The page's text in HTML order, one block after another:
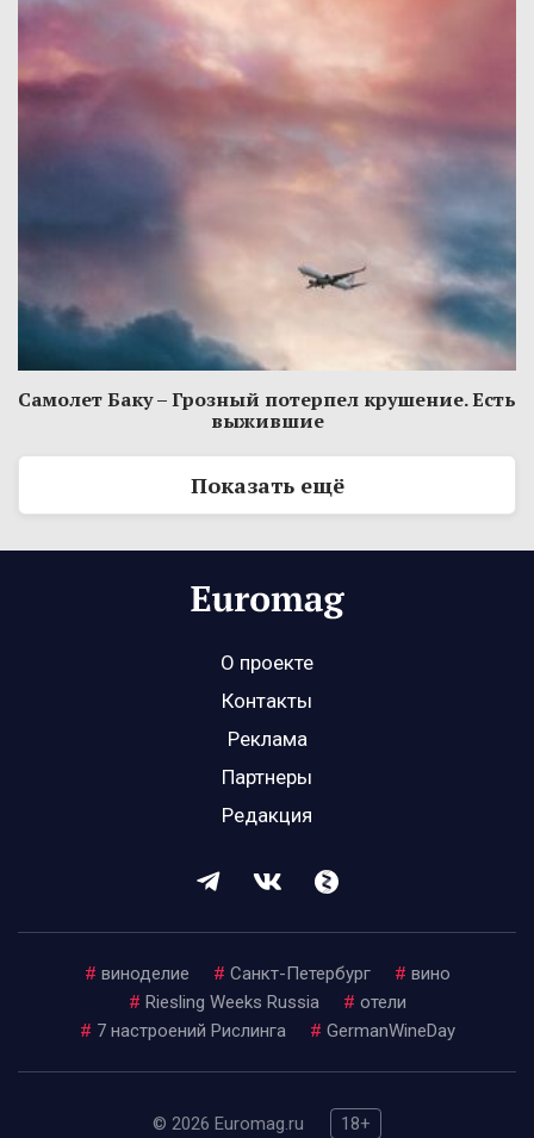
Самолет Баку – Грозный потерпел крушение. Есть
выжившие
Показать ещё
О проекте
Контакты
Реклама
Партнеры
Редакция
# виноделие # Санкт-Петербург # вино
# Riesling Weeks Russia # отели
# 7 настроений Рислинга # GermanWineDay
© 2026 Euromag.ru 18+